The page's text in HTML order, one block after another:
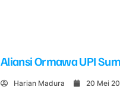
Aliansi Ormawa UPI
Harian Madura 20 Mei